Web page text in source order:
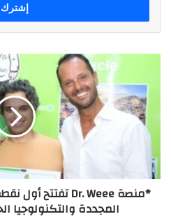
Weee
تفتتح
نقطة
لأجهزة
Refurbished
المجددة
والتكنولوجياالمجددة والتكنولوجيا